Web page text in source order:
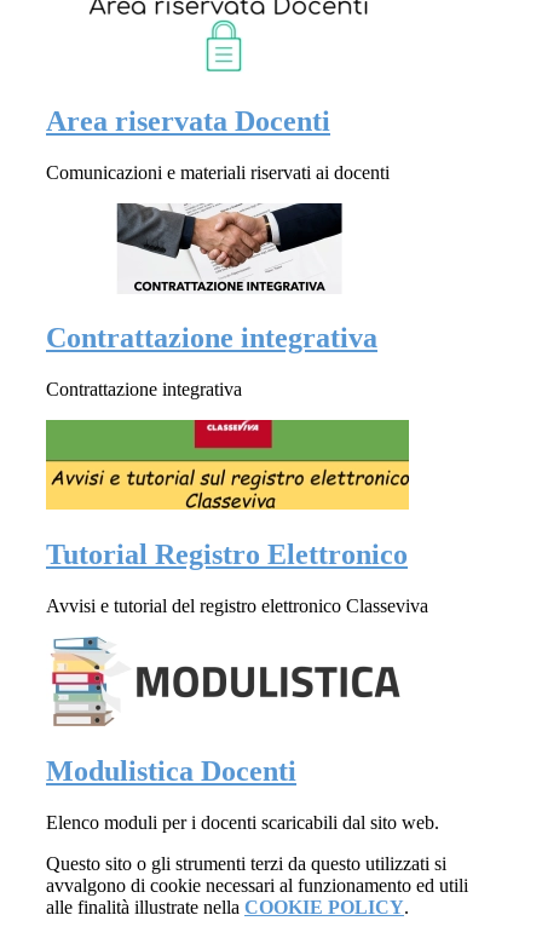
Area riservata Docenti
Comunicazioni e materiali riservati ai docenti
Contrattazione integrativa
Contrattazione integrativa
Tutorial Registro Elettronico
Avvisi e tutorial del registro elettronico Classeviva
Modulistica Docenti
Elenco moduli per i docenti scaricabili dal sito web.
Questo sito o gli strumenti terzi da questo utilizzati si
avvalgono di cookie necessari al funzionamento ed utili
alle finalità illustrate nella COOKIE POLICY.